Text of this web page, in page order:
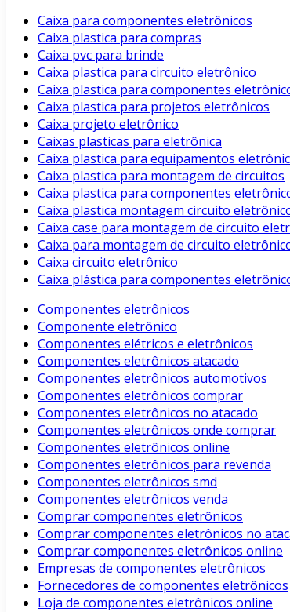
Caixa para componentes eletrônicos
Caixa plastica para compras
Caixa pvc para brinde
Caixa plastica para circuito eletrônico
Caixa plastica para componentes
Caixa plastica para projetos eletrônicos
Caixa projeto eletrônico
Caixas plasticas para eletrônica
Caixa plastica para equipamentos
Caixa plastica para montagem de circuitos
Caixa plastica para componentes
Caixa plastica montagem circuito
Caixa case para montagem de circuito
Caixa para montagem de circuito
Caixa circuito eletrônico
Caixa plástica para componentes
Componentes eletrônicos
Componente eletrônico
Componentes elétricos e eletrônicos
Componentes eletrônicos atacado
Componentes eletrônicos automotivos
Componentes eletrônicos comprar
Componentes eletrônicos no atacado
Componentes eletrônicos onde comprar
Componentes eletrônicos online
Componentes eletrônicos para revenda
Componentes eletrônicos smd
Componentes eletrônicos venda
Comprar componentes eletrônicos
Comprar componentes eletrônicos no
Comprar componentes eletrônicos online
Empresas de componentes eletrônicos
Fornecedores de componentes eletrônicos
Loja de componentes eletrônicos online